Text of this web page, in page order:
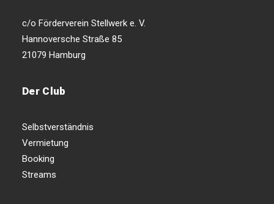
c/o Förderverein Stellwerk e. V.
Hannoversche Straße 85
21079 Hamburg
Der Club
Selbstverständnis
Vermietung
Booking
Streams